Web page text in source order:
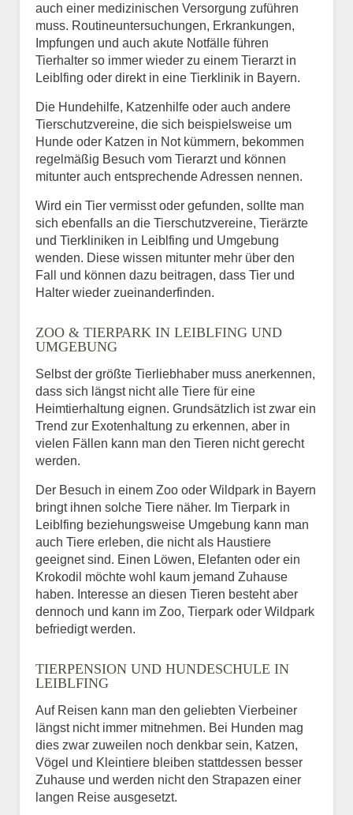
auch einer medizinischen Versorgung zuführen
muss. Routineuntersuchungen, Erkrankungen,
Impfungen und auch akute Notfälle führen
Tierhalter so immer wieder zu einem Tierarzt in
Leiblfing oder direkt in eine Tierklinik in Bayern.
Die Hundehilfe, Katzenhilfe oder auch andere
Tierschutzvereine, die sich beispielsweise um
Hunde oder Katzen in Not kümmern, bekommen
regelmäßig Besuch vom Tierarzt und können
mitunter auch entsprechende Adressen nennen.
Wird ein Tier vermisst oder gefunden, sollte man
sich ebenfalls an die Tierschutzvereine, Tierärzte
und Tierkliniken in Leiblfing und Umgebung
wenden. Diese wissen mitunter mehr über den
Fall und können dazu beitragen, dass Tier und
Halter wieder zueinanderfinden.
ZOO & TIERPARK IN LEIBLFING UND
UMGEBUNG
Selbst der größte Tierliebhaber muss anerkennen,
dass sich längst nicht alle Tiere für eine
Heimtierhaltung eignen. Grundsätzlich ist zwar ein
Trend zur Exotenhaltung zu erkennen, aber in
vielen Fällen kann man den Tieren nicht gerecht
werden.
Der Besuch in einem Zoo oder Wildpark in Bayern
bringt ihnen solche Tiere näher. Im Tierpark in
Leiblfing beziehungsweise Umgebung kann man
auch Tiere erleben, die nicht als Haustiere
geeignet sind. Einen Löwen, Elefanten oder ein
Krokodil möchte wohl kaum jemand Zuhause
haben. Interesse an diesen Tieren besteht aber
dennoch und kann im Zoo, Tierpark oder Wildpark
befriedigt werden.
TIERPENSION UND HUNDESCHULE IN
LEIBLFING
Auf Reisen kann man den geliebten Vierbeiner
längst nicht immer mitnehmen. Bei Hunden mag
dies zwar zuweilen noch denkbar sein, Katzen,
Vögel und Kleintiere bleiben stattdessen besser
Zuhause und werden nicht den Strapazen einer
langen Reise ausgesetzt.